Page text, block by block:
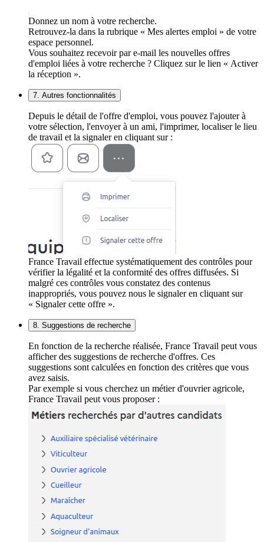
Donnez un nom à votre recherche.
Retrouvez-la dans la rubrique « Mes alertes emploi » de votre
espace personnel.
Vous souhaitez recevoir par e-mail les nouvelles offres
d'emploi liées à votre recherche ? Cliquez sur le lien « Activer
la réception ».
7. Autres fonctionnalités
Depuis le détail de l'offre d'emploi, vous pouvez l'ajouter à
votre sélection, l'envoyer à un ami, l'imprimer, localiser le lieu
de travail et la signaler en cliquant sur :
France Travail effectue systématiquement des contrôles pour
vérifier la légalité et la conformité des offres diffusées. Si
malgré ces contrôles vous constatez des contenus
inappropriés, vous pouvez nous le signaler en cliquant sur
« Signaler cette offre ».
8. Suggestions de recherche
En fonction de la recherche réalisée, France Travail peut vous
afficher des suggestions de recherche d'offres. Ces
suggestions sont calculées en fonction des critères que vous
avez saisis.
Par exemple si vous cherchez un métier d'ouvrier agricole,
France Travail peut vous proposer :